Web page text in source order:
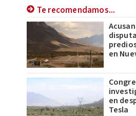
Te recomendamos...
en
en
Tesla